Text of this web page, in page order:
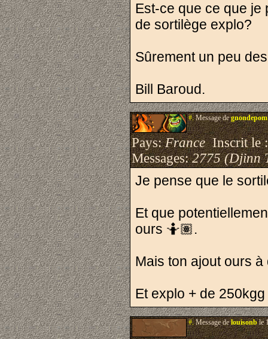
Est-ce que ce que je
de sortilège explo?
Sûrement un peu
Bill Baroud.
#.Message degnondepom
Pays:FranceInscrit le
Messages:2775 (Djinn
Je pense que le
Et que
ours 🤷🏽.
Mais ton ajout ours
Et explo + de 250kgg
#.Message delouisonble